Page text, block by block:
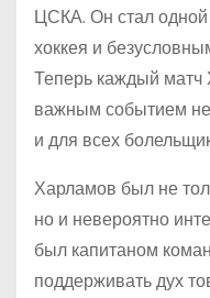
ЦСКА. Он стал одной
хоккея и
Теперь каждый матч
важным событием не
и для всех
Харламов был не
но и невероятно
был капитаном
поддерживать дух